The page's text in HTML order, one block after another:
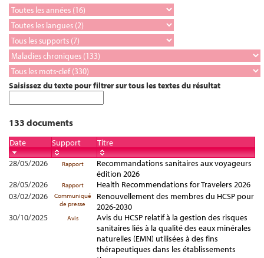
Saisissez du texte pour filtrer sur tous les textes du résultat
133 documents
Date Support
Titre
28/05/2026
Rapport
Recommandations sanitaires aux voyageurs
édition 2026
28/05/2026
Rapport
Health Recommendations for Travelers 2026
03/02/2026
Communiqué
de presse
Renouvellement des membres du HCSP pour
2026-2030
30/10/2025
Avis
Avis du HCSP relatif à la gestion des risques
sanitaires liés à la qualité des eaux minérales
naturelles (EMN) utilisées à des fins
thérapeutiques dans les établissements